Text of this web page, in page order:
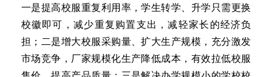
一是提高校服重复利用率，学生转学、升学只需更换
校徽即可，减少重复购置支出，减轻家长的经济负
担；二是增大校服采购量、扩大生产规模，充分激发
市场竞争，厂家规模化生产降低成本，有效拉低校服